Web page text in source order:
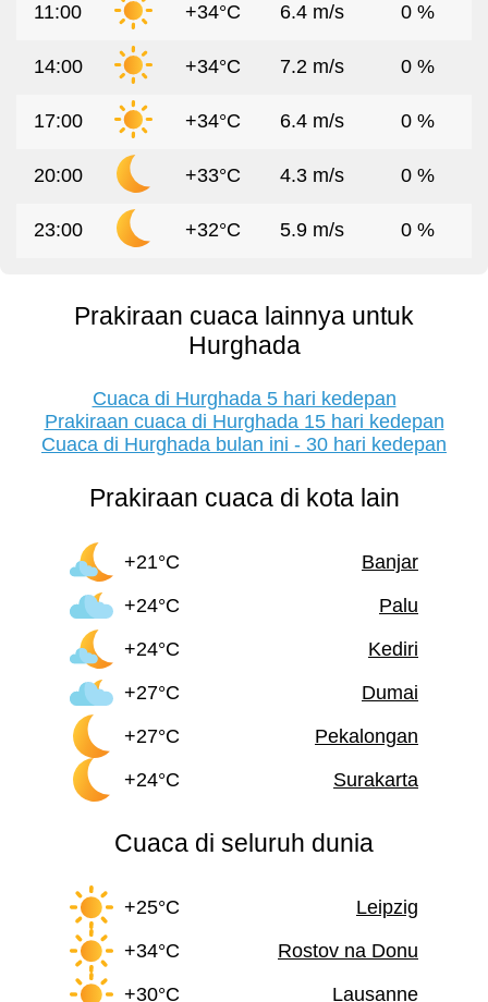
11:00 +34°C 6.4 m/s 0 %
14:00 +34°C 7.2 m/s 0 %
17:00 +34°C 6.4 m/s 0 %
20:00 +33°C 4.3 m/s 0 %
23:00 +32°C 5.9 m/s 0 %
Prakiraan cuaca lainnya untuk
Hurghada
Cuaca di Hurghada 5 hari kedepan
Prakiraan cuaca di Hurghada 15 hari kedepan
Cuaca di Hurghada bulan ini - 30 hari kedepan
Prakiraan cuaca di kota lain
+21°C
Banjar
+24°C
Palu
+24°C
Kediri
+27°C
Dumai
+27°C
Pekalongan
+24°C
Surakarta
Cuaca di seluruh dunia
+25°C
Leipzig
+34°C
Rostov na Donu
+30°C
Lausanne